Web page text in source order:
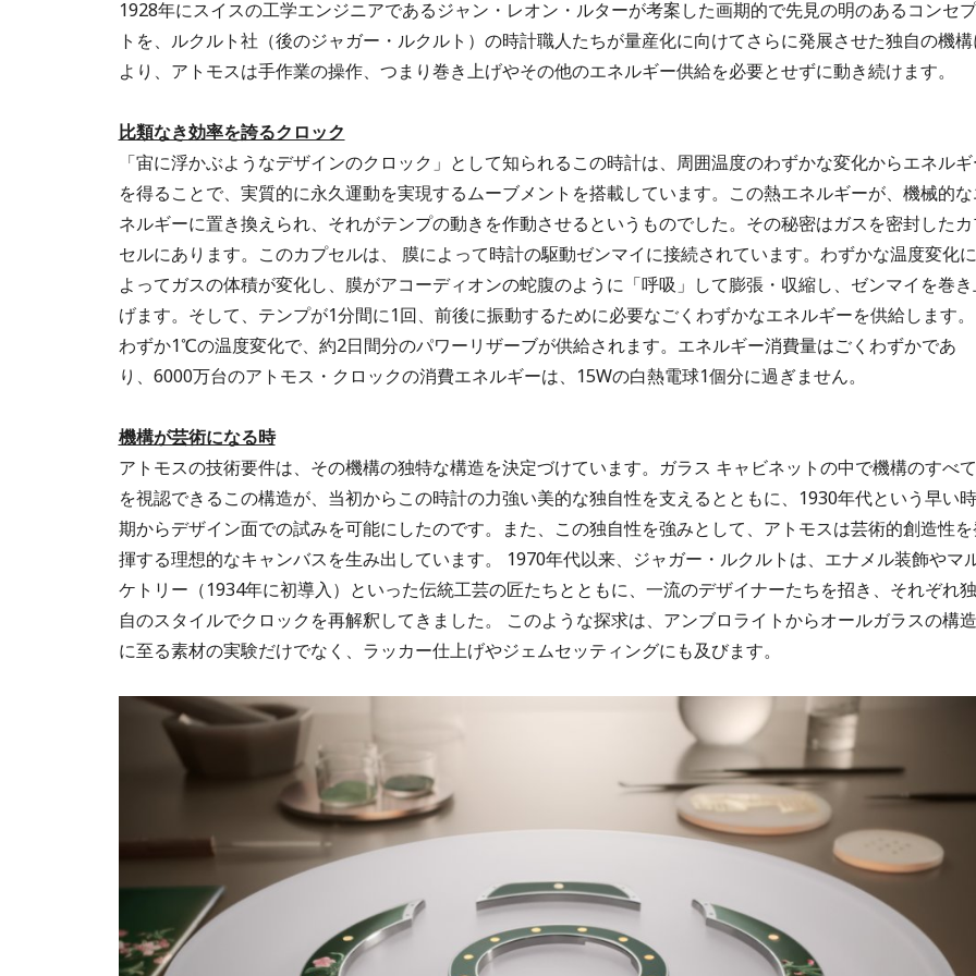
1928年にスイスの工学エンジニアであるジャン・レオン・ルターが考案した画期的で先見の明のあるコンセプ
トを、ルクルト社（後のジャガー・ルクルト）の時計職人たちが量産化に向けてさらに発展させた独自の機構
より、アトモスは手作業の操作、つまり巻き上げやその他のエネルギー供給を必要とせずに動き続けます。
比類なき効率を誇るクロック
「宙に浮かぶようなデザインのクロック」として知られるこの時計は、周囲温度のわずかな変化からエネルギ
を得ることで、実質的に永久運動を実現するムーブメントを搭載しています。この熱エネルギーが、機械的な
ネルギーに置き換えられ、それがテンプの動きを作動させるというものでした。その秘密はガスを密封した
セルにあります。このカプセルは、 膜によって時計の駆動ゼンマイに接続されています。わずかな温度変化に
よってガスの体積が変化し、膜がアコーディオンの蛇腹のように「呼吸」して膨張・収縮し、ゼンマイを巻
げます。そして、テンプが1分間に1回、前後に振動するために必要なごくわずかなエネルギーを供給します。
わずか1℃の温度変化で、約2日間分のパワーリザーブが供給されます。エネルギー消費量はごくわずかであ
り、6000万台のアトモス・クロックの消費エネルギーは、15Wの白熱電球1個分に過ぎません。
機構が芸術になる時
アトモスの技術要件は、その機構の独特な構造を決定づけています。ガラス キャビネットの中で機構のすべて
を視認できるこの構造が、当初からこの時計の力強い美的な独自性を支えるとともに、1930年代という早い時
期からデザイン面での試みを可能にしたのです。また、この独自性を強みとして、アトモスは芸術的創造性を
揮する理想的なキャンバスを生み出しています。 1970年代以来、ジャガー・ルクルトは、エナメル装飾やマ
ケトリー（1934年に初導入）といった伝統工芸の匠たちとともに、一流のデザイナーたちを招き、それぞれ独
自のスタイルでクロックを再解釈してきました。 このような探求は、アンブロライトからオールガラスの構造
に至る素材の実験だけでなく、ラッカー仕上げやジェムセッティングにも及びます。